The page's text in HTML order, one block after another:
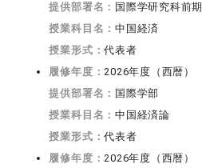
提供部署名： 国際学研究科前期
授業科目名：中国経済
授業形式：代表者
履修年度：2026年度（西暦）
提供部署名： 国際学部
授業科目名：中国経済論
授業形式：代表者
履修年度：2026年度（西暦）